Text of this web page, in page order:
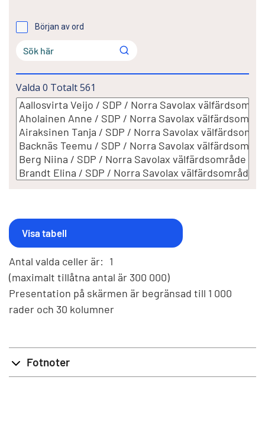
Början av ord
Valda 0 Totalt561
Antal valda celler är: 1
(maximalt tillåtna antal är 300 000)
Presentation på skärmen är begränsad till 1 000
rader och 30 kolumner
Fotnoter